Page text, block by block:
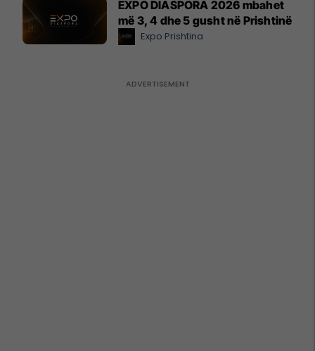
EXPO DIASPORA 2026 mbahet
më 3, 4 dhe 5 gusht në Prishtinë
Expo Prishtina